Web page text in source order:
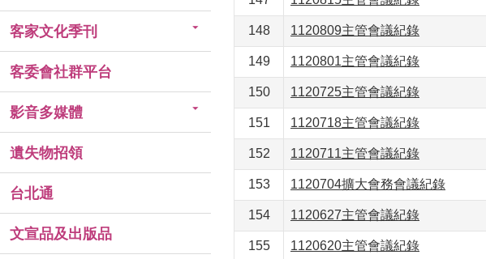
客家文化季刊
客委會社群平台
影音多媒體
遺失物招領
台北通
文宣品及出版品
148 1120809主管會議紀錄
149 1120801主管會議紀錄
150 1120725主管會議紀錄
151 1120718主管會議紀錄
152 1120711主管會議紀錄
153 1120704擴大會務會議紀錄
154 1120627主管會議紀錄
155 1120620主管會議紀錄